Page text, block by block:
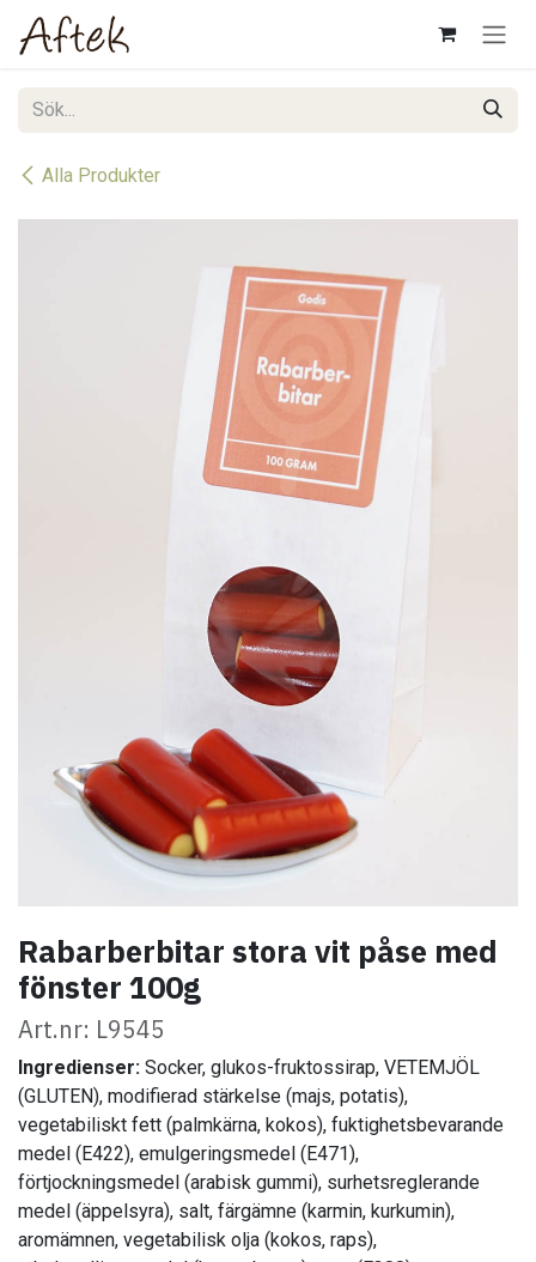
Hoppa till innehåll
Alla Produkter
Rabarberbitar stora vit påse med
fönster 100g
Art.nr: L9545
Ingredienser: Socker, glukos-fruktossirap, VETEMJÖL
(GLUTEN), modifierad stärkelse (majs, potatis),
vegetabiliskt fett (palmkärna, kokos), fuktighetsbevarande
medel (E422), emulgeringsmedel (E471),
förtjockningsmedel (arabisk gummi), surhetsreglerande
medel (äppelsyra), salt, färgämne (karmin, kurkumin),
aromämnen, vegetabilisk olja (kokos, raps),